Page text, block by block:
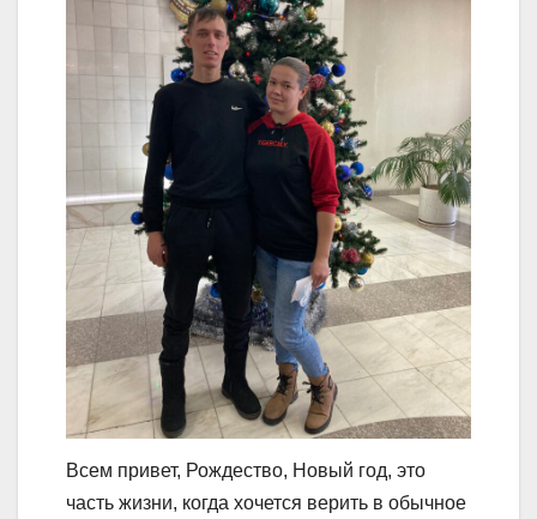
Всем привет, Рождество, Новый год, это
часть жизни, когда хочется верить в обычное